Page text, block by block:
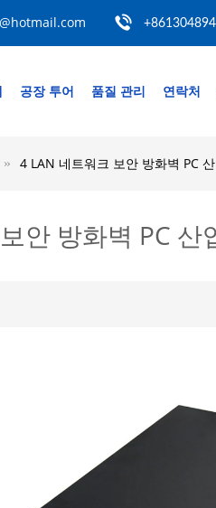
공장 투어 품질 관리 연락처
4 LAN 네트워크 보안 방화벽 PC
안 방화벽 PC